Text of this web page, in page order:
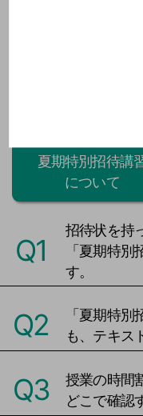
夏期特別招待講
について
Q1
招待状を持
「夏期特
す。
Q2
「夏期特
も、テキス
Q3
授業の時間
どこで確認